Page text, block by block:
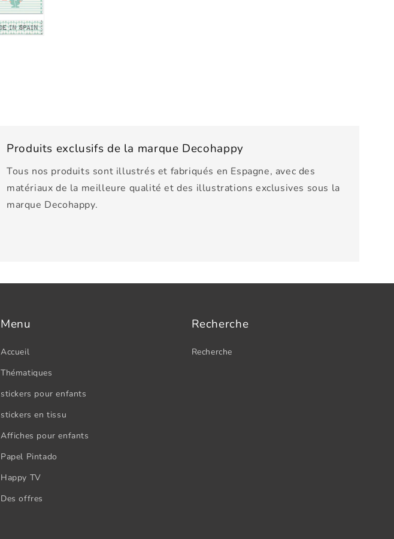
Produits exclusifs de la marque Decohappy
Tous nos produits sont illustrés et fabriqués en Espagne, avec des
matériaux de la meilleure qualité et des illustrations exclusives sous la
marque Decohappy.
Menu
Accueil
Thématiques
stickers pour enfants
stickers en tissu
Affiches pour enfants
Papel Pintado
Happy TV
Des offres
Recherche
Recherche